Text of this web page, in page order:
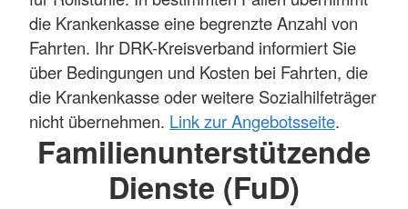
die Krankenkasse eine begrenzte Anzahl von
Fahrten. Ihr DRK-Kreisverband informiert Sie
über Bedingungen und Kosten bei Fahrten, die
die Krankenkasse oder weitere Sozialhilfeträger
nicht übernehmen. Link zur Angebotsseite.
Familienunterstützende
Dienste (FuD)